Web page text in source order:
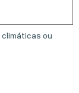
climáticas ou